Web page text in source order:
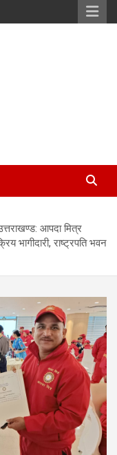
आपदा मित्र
भागीदारी, राष्ट्रपति भवन